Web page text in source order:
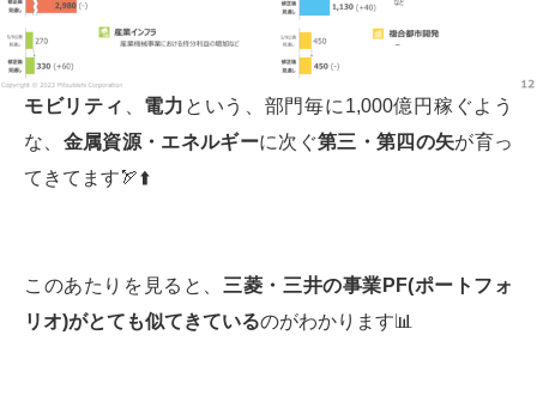
モビリティ 電力 という、部門毎に1,000億円稼ぐよう
な、 金属資源・エネルギーに次ぐ第三・第四の矢が育っ
てきてます🏹⬆️
このあたりを見ると、 三菱・三井の事業 PF(ポートフォ
リオ)がとても似てきているのがわかります📊